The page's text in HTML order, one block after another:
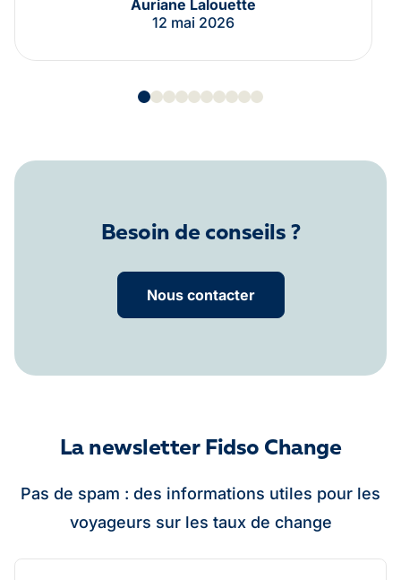
Auriane Lalouette
12 mai 2026
Besoin de conseils ?
Nous contacter
La newsletter Fidso Change
Pas de spam : des informations utiles pour les
voyageurs sur les taux de change